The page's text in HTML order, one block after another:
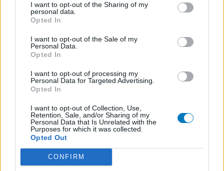
I want to opt-out of the Sharing of my
personal data.
Opted In
I want to opt-out of the Sale of my
Personal Data.
Opted In
I want to opt-out of processing my
Personal Data for Targeted Advertising.
Opted In
I want to opt-out of Collection, Use,
Retention, Sale, and/or Sharing of my
Personal Data that Is Unrelated with the
Purposes for which it was collected.
Opted Out
CONFIRM
mi-journée et le soir 1 cachet IBUPROFENE. Par Période
ce n'est pas suffisant, Je prends un Cachet de IZAGI, qui
me soulage. J'en Prends 2 à 3 Soirs de suite et j'arrête, je
n'ai plus de Douleurs de sciatiques.
19/09/2021 | Homme | 73
clonazépam
Arthrose colonne vertébrale
Quantité effets secondaires